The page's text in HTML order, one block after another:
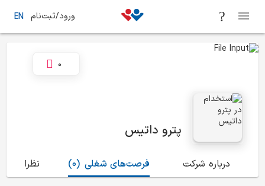
ورود/ثبت‌نام EN
پترو داتیس
0
درباره شرکت (0) فرصت‌های شغلی نظرات